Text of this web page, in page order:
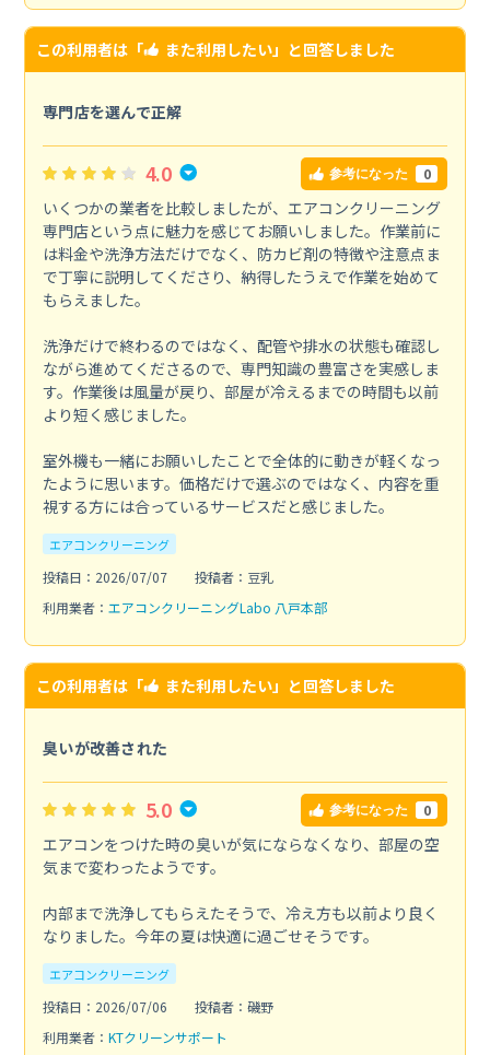
この利用者は「 また利用したい」と回答しました
専門店を選んで正解
4.0 参考になった 0
いくつかの業者を比較しましたが、エアコンクリーニング
専門店という点に魅力を感じてお願いしました。作業前に
は料金や洗浄方法だけでなく、防カビ剤の特徴や注意点ま
で丁寧に説明してくださり、納得したうえで作業を始めて
もらえました。
洗浄だけで終わるのではなく、配管や排水の状態も確認し
ながら進めてくださるので、専門知識の豊富さを実感しま
す。作業後は風量が戻り、部屋が冷えるまでの時間も以前
より短く感じました。
室外機も一緒にお願いしたことで全体的に動きが軽くなっ
たように思います。価格だけで選ぶのではなく、内容を重
視する方には合っているサービスだと感じました。
エアコンクリーニング
投稿日：2026/07/07
投稿者：豆乳
利用業者： エアコンクリーニングLabo 八戸本部
この利用者は「 また利用したい」と回答しました
臭いが改善された
5.0 参考になった 0
エアコンをつけた時の臭いが気にならなくなり、部屋の空
気まで変わったようです。
内部まで洗浄してもらえたそうで、冷え方も以前より良く
なりました。今年の夏は快適に過ごせそうです。
エアコンクリーニング
投稿日：2026/07/06
投稿者：磯野
利用業者： KTクリーンサポート